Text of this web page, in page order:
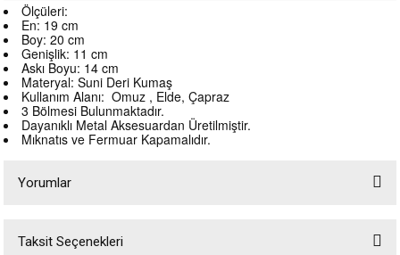
Ölçüleri:
En: 19 cm
Boy: 20 cm
Genişlik: 11 cm
Askı Boyu: 14 cm
Materyal: Suni Deri Kumaş
Kullanım Alanı: Omuz , Elde, Çapraz
3 Bölmesi Bulunmaktadır.
Dayanıklı Metal Aksesuardan Üretilmiştir.
Mıknatıs ve Fermuar Kapamalıdır.
Yorumlar
Taksit Seçenekleri